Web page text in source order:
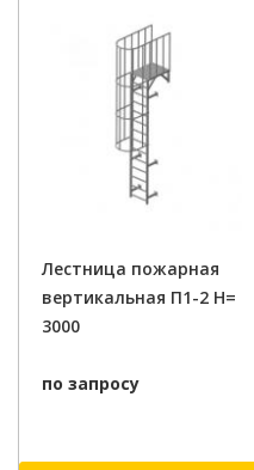
Лестница пожарная
вертикальная П1-2 H=
3000
по запросу